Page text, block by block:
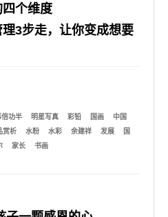
个维度
3步走，让你变成想要
倍功半 明星写真 彩铅 国画
中国
赏析 水粉 水彩 余建祥 发展
国
家长 书画